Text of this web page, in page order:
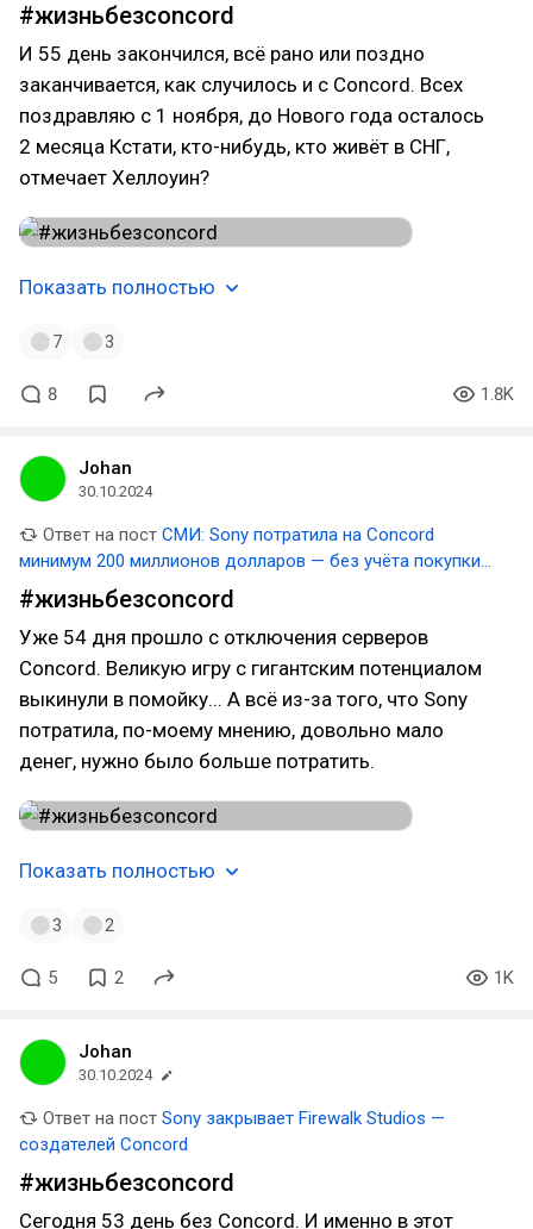
#жизньбезconcord
И 55 день закончился, всё рано или поздно
заканчивается, как случилось и с Concord. Всех
поздравляю с 1 ноября, до Нового года осталось
2 месяца Кстати, кто-нибудь, кто живёт в СНГ,
отмечает Хеллоуин?
Показать полностью
7 3
8 1.8K
Johan
30.10.2024
Ответ на пост СМИ: Sony потратила на Concord
минимум 200 миллионов долларов — без учёта покупки
студии Firewalk
#жизньбезconcord
Уже 54 дня прошло с отключения серверов
Concord. Великую игру с гигантским потенциалом
выкинули в помойку... А всё из-за того, что Sony
потратила, по-моему мнению, довольно мало
денег, нужно было больше потратить.
Показать полностью
3 2
5 2 1K
Johan
30.10.2024
Ответ на пост Sony закрывает Firewalk Studios —
создателей Concord
#жизньбезconcord
Сегодня 53 день без Concord. И именно в этот